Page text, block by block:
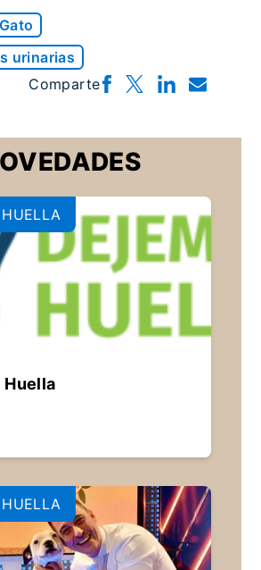
Gato
urinarias
Comparte
Huella